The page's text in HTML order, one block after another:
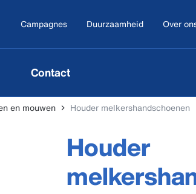
Campagnes Duurzaamheid Over
Contact
en mouwen Houder melkershandschoenen
Houder